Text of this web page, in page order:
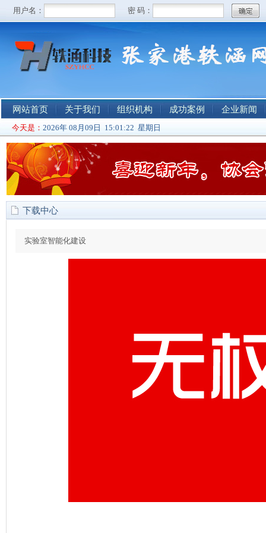
网站首页 关于我们 组织机构 成功案例 企业新闻
今天是： 2026年 08月09日 15:01:22 星期日
下载中心
实验室智能化建设